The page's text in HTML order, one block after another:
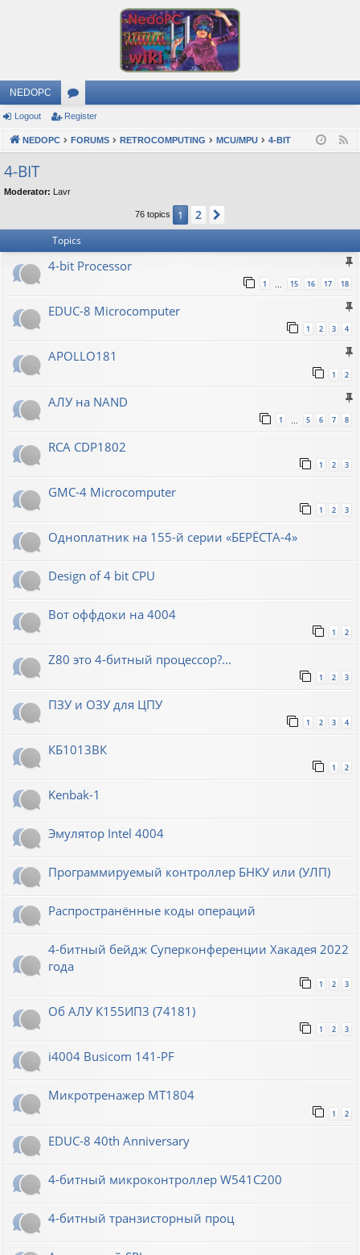
NEDOPC
or
u
s
Logout Register
NEDOPC FORUMS RETROCOMPUTING MCU/MPU 4-BIT
4-BIT
Moderator: Lavr
76 topics 1 2
Topics
4-bit Processor
1 … 15 16 17 18
EDUC-8 Microcomputer
1 2 3 4
APOLLO181
1 2
АЛУ на NAND
1 5 6 7 8
RCA CDP1802
1 2 3
GMC-4 Microcomputer
1 2 3
Одноплатник на 155-й серии «БЕРЁСТА-4»
Design of 4 bit CPU
Вот оффдоки на 4004
1 2
Z80 это 4-битный процессор?...
1 2 3
ПЗУ и ОЗУ для ЦПУ
1 2 3 4
КБ1013ВК
1 2
Kenbak-1
Эмулятор Intel 4004
Программируемый контроллер БНКУ или (УЛП)
Распространённые коды операций
4-битный бейдж Суперконференции Хакадея 2022
года
1 2 3
Об АЛУ К155ИП3 (74181)
1 2 3
i4004 Busicom 141-PF
Микротренажер МТ1804
1 2
EDUC-8 40th Anniversary
4-битный микроконтроллер W541C200
4-битный транзисторный проц